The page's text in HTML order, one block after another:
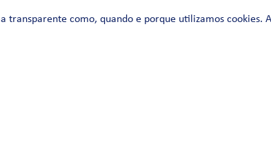
0800 580 3172
transparente como, quando e porque utilizamos cookies.